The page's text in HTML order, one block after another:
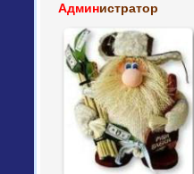
Администратор